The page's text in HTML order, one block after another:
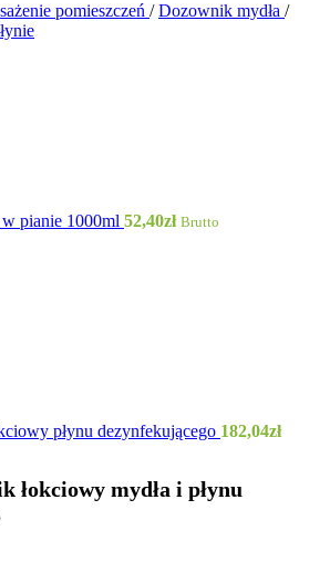
pomieszczeń / Dozownik mydła /
pianie 1000ml 52,40zł Brutto
płynu dezynfekującego 182,04zł
łokciowy mydła i płynu